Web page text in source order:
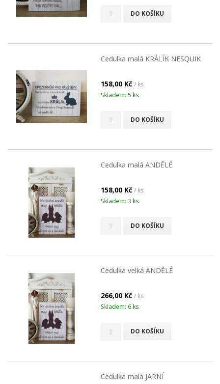
DO KOŠÍKU
Cedulka malá KRÁLÍK NESQUIK
158,00 Kč / ks
Skladem: 5 ks
DO KOŠÍKU
Cedulka malá ANDĚLÉ
158,00 Kč / ks
Skladem: 3 ks
DO KOŠÍKU
Cedulka velká ANDĚLÉ
266,00 Kč / ks
Skladem: 6 ks
DO KOŠÍKU
Cedulka malá JARNÍ